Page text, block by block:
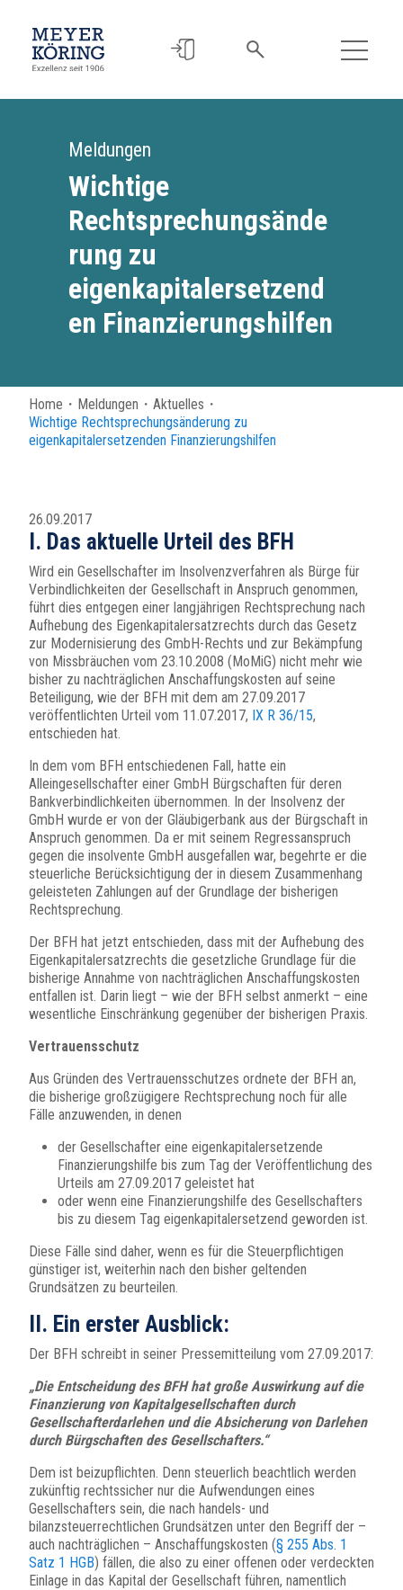
Meldungen
Wichtige
Rechtsprechungsände
rung zu
eigenkapitalersetzend
en Finanzierungshilfen
Home ・ Meldungen ・ Aktuelles ・
Wichtige Rechtsprechungsänderung zu
eigenkapitalersetzenden Finanzierungshilfen
26.09.2017
I. Das aktuelle Urteil des BFH
Wird ein Gesellschafter im Insolvenzverfahren als Bürge für
Verbindlichkeiten der Gesellschaft in Anspruch genommen,
führt dies entgegen einer langjährigen Rechtsprechung nach
Aufhebung des Eigenkapitalersatzrechts durch das Gesetz
zur Modernisierung des GmbH-Rechts und zur Bekämpfung
von Missbräuchen vom 23.10.2008 (MoMiG) nicht mehr wie
bisher zu nachträglichen Anschaffungskosten auf seine
Beteiligung, wie der BFH mit dem am 27.09.2017
veröffentlichten Urteil vom 11.07.2017, IX R 36/15,
entschieden hat.
In dem vom BFH entschiedenen Fall, hatte ein
Alleingesellschafter einer GmbH Bürgschaften für deren
Bankverbindlichkeiten übernommen. In der Insolvenz der
GmbH wurde er von der Gläubigerbank aus der Bürgschaft in
Anspruch genommen. Da er mit seinem Regressanspruch
gegen die insolvente GmbH ausgefallen war, begehrte er die
steuerliche Berücksichtigung der in diesem Zusammenhang
geleisteten Zahlungen auf der Grundlage der bisherigen
Rechtsprechung.
Der BFH hat jetzt entschieden, dass mit der Aufhebung des
Eigenkapitalersatzrechts die gesetzliche Grundlage für die
bisherige Annahme von nachträglichen Anschaffungskosten
entfallen ist. Darin liegt – wie der BFH selbst anmerkt – eine
wesentliche Einschränkung gegenüber der bisherigen Praxis.
Vertrauensschutz
Aus Gründen des Vertrauensschutzes ordnete der BFH an,
die bisherige großzügigere Rechtsprechung noch für alle
Fälle anzuwenden, in denen
der Gesellschafter eine eigenkapitalersetzende
Finanzierungshilfe bis zum Tag der Veröffentlichung des
Urteils am 27.09.2017 geleistet hat
oder wenn eine Finanzierungshilfe des Gesellschafters
bis zu diesem Tag eigenkapitalersetzend geworden ist.
Diese Fälle sind daher, wenn es für die Steuerpflichtigen
günstiger ist, weiterhin nach den bisher geltenden
Grundsätzen zu beurteilen.
II. Ein erster Ausblick:
Der BFH schreibt in seiner Pressemitteilung vom 27.09.2017:
„Die Entscheidung des BFH hat große Auswirkung auf die
Finanzierung von Kapitalgesellschaften durch
Gesellschafterdarlehen und die Absicherung von Darlehen
durch Bürgschaften des Gesellschafters.“
Dem ist beizupflichten. Denn steuerlich beachtlich werden
zukünftig rechtssicher nur die Aufwendungen eines
Gesellschafters sein, die nach handels- und
bilanzsteuerrechtlichen Grundsätzen unter den Begriff der –
auch nachträglichen – Anschaffungskosten (§ 255 Abs. 1
Satz 1 HGB) fällen, die also zu einer offenen oder verdeckten
Einlage in das Kapital der Gesellschaft führen, namentlich